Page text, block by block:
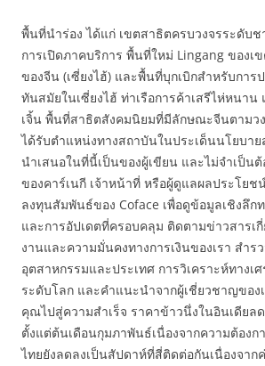
พื้นที่นำร่อง ได้แก่ เขตสาธิตครบวงจรระดับช
การเปิดภาคบริการ พื้นที่ใหม่ Lingang ของเ
ของจีน (เซี่ยงไฮ้) และพื้นที่บุกเบิกสำหรับการ
ทันสมัยในเซี่ยงไฮ้ ท่าเรือการค้าเสรีไห่หนาน
เจิ้น พื้นที่สาธิตสังคมนิยมที่มีลักษณะจีนตามว
ได้รับตำแหน่งทางสถาบันในประเด็นนโยบา
นำเสนอในที่นี้เป็นของผู้เขียน และไม่จำเป็น
ของคาร์เนกี เจ้าหน้าที่ หรือผู้ดูแลผลประโย
ลงทุนสัมพันธ์ของ Coface เพื่อดูข้อมูลเชิงลึก
และการอัปเดตที่ครอบคลุม ติดตามข่าวสารเ
งานและความมั่นคงทางการเงินของเรา สำร
อุตสาหกรรมและประเทศ การวิเคราะห์ทางเ
ระดับโลก และคำแนะนำจากผู้เชี่ยวชาญของ
คุณไปสู่ความสำเร็จ ราคาข้าวนึ่งในอินเดียล
ตั้งแต่ต้นเดือนกุมภาพันธ์เนื่องจากความต้องก
ไทยยังลดลงเป็นสัปดาห์ที่สี่ติดต่อกันเนื่องจาก